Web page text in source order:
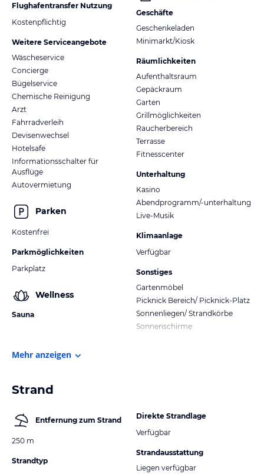
Flughafentransfer Nutzung
Kostenpflichtig
Weitere Serviceangebote
Wäscheservice
Concierge
Bügelservice
Chemische Reinigung
Arzt
Fahrradverleih
Devisenwechsel
Hotelsafe
Informationsschalter für
Ausflüge
Autovermietung
Parken
Kostenfrei
Parkmöglichkeiten
Parkplatz
Wellness
Sauna
Geschäfte
Geschenkeladen
Minimarkt/Kiosk
Räumlichkeiten
Aufenthaltsraum
Gepäckraum
Garten
Grillmöglichkeiten
Raucherbereich
Terrasse
Fitnesscenter
Unterhaltung
Kasino
Abendprogramm/-unterhaltung
Live-Musik
Klimaanlage
Verfügbar
Sonstiges
Gartenmöbel
Picknick Bereich/ Picknick-Platz
Sonnenliegen/ Strandkörbe
Sonnenschirme
Mehr anzeigen
Strand
Entfernung zum Strand
250 m
Strandtyp
Direkte Strandlage
Verfügbar
Strandausstattung
Liegen verfügbar